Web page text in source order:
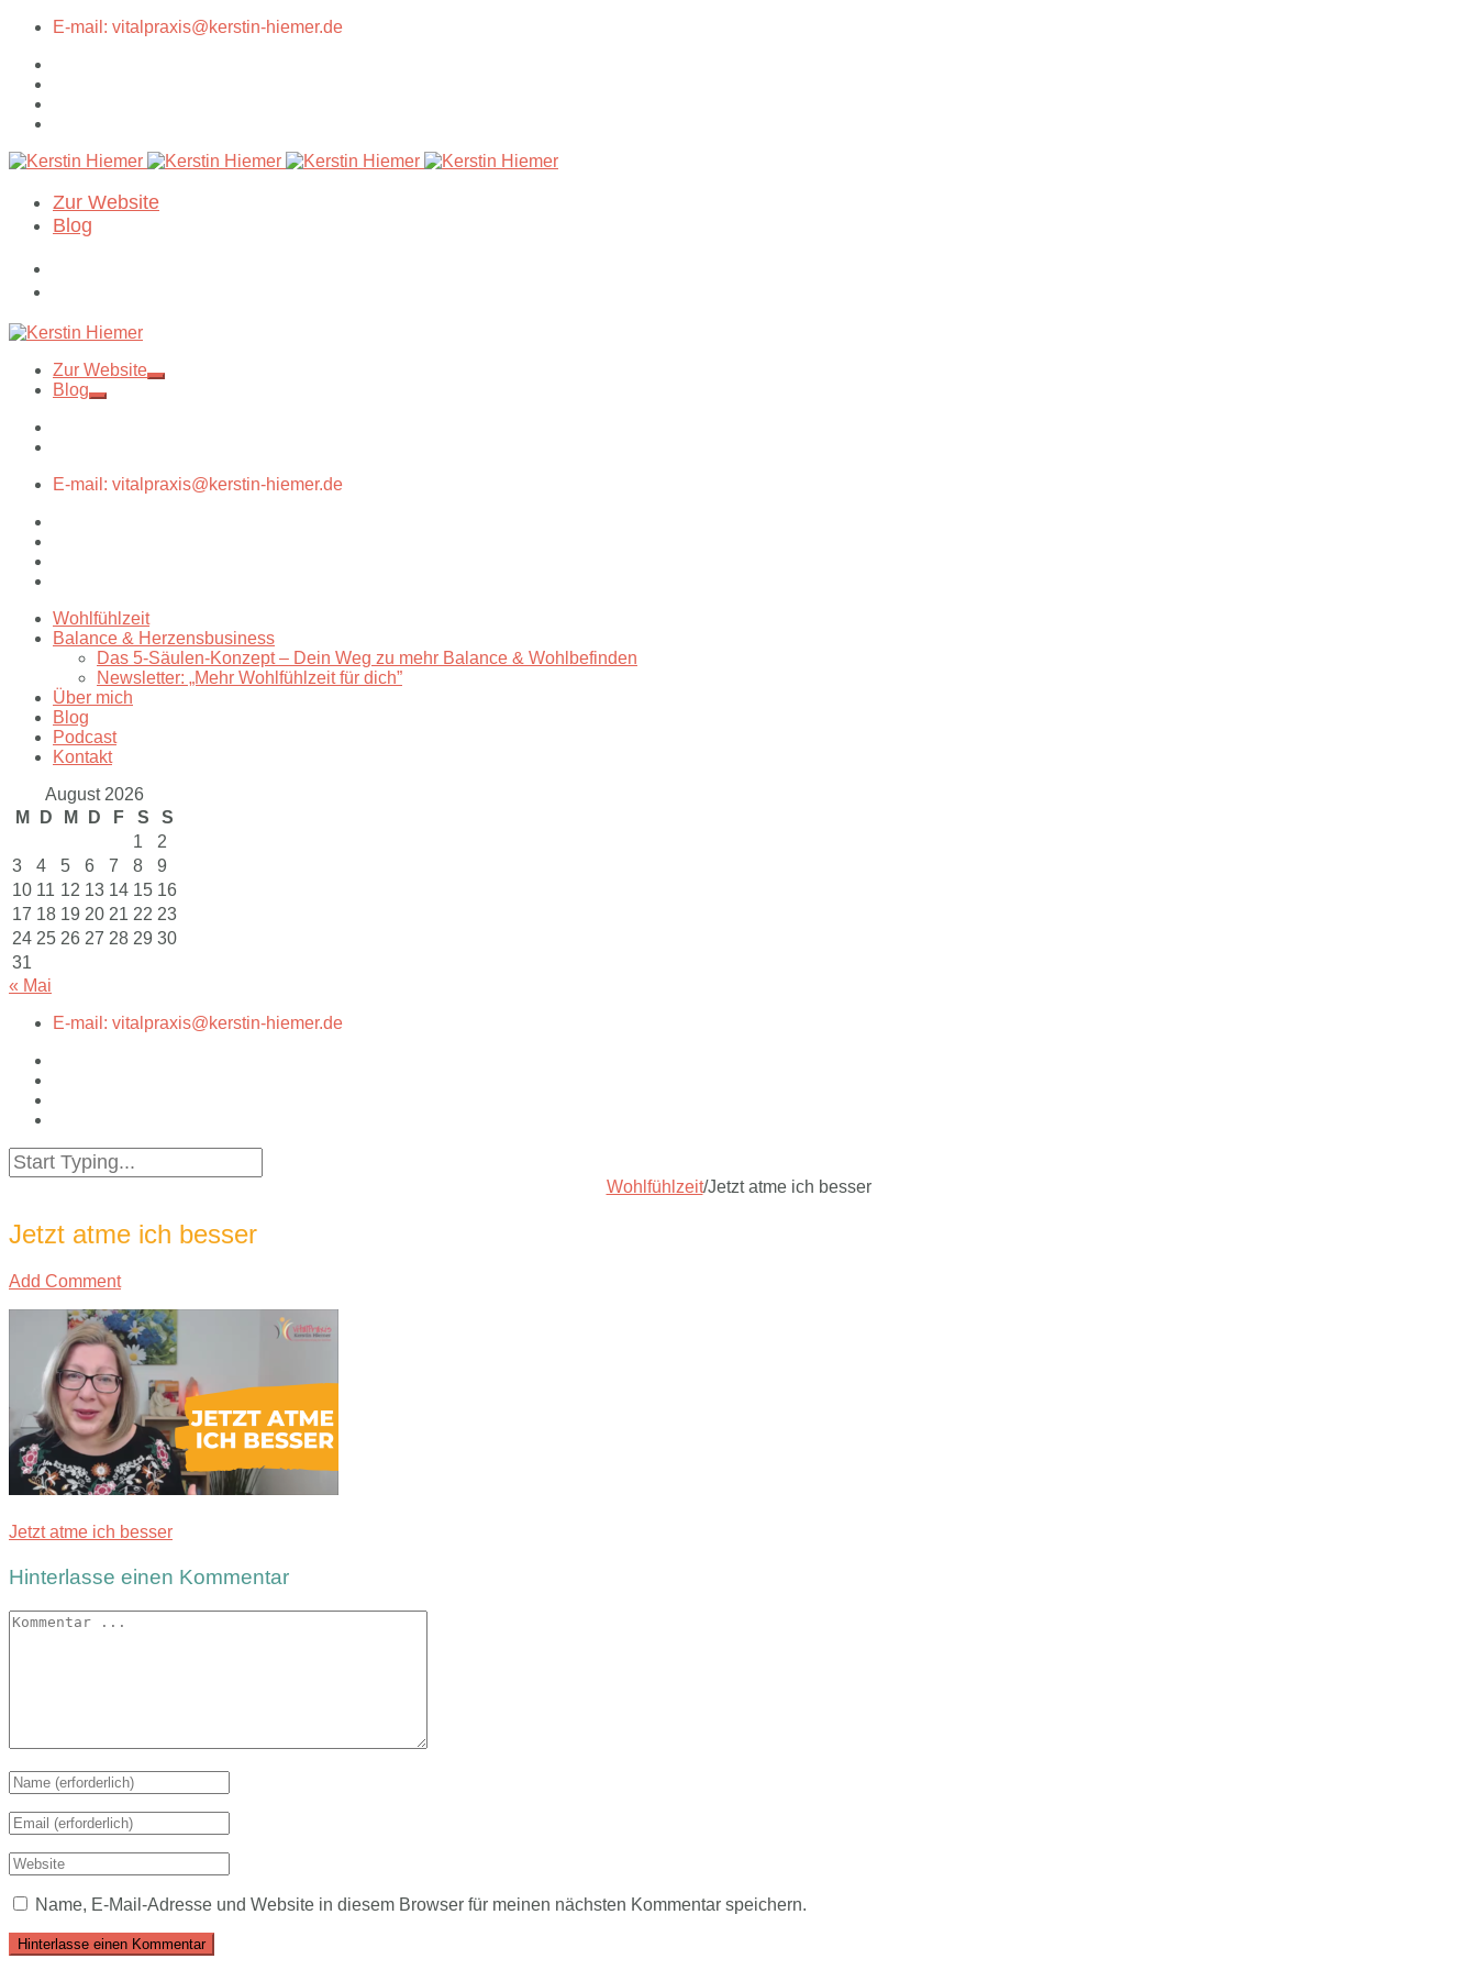
E-mail: vitalpraxis@kerstin-hiemer.de
Zur Website
Blog
Zur Website
Blog
E-mail: vitalpraxis@kerstin-hiemer.de
Wohlfühlzeit
Balance & Herzensbusiness
Das 5-Säulen-Konzept – Dein Weg zu mehr Balance & Wohlbefinden
Newsletter: „Mehr Wohlfühlzeit für dich”
Über mich
Blog
Podcast
Kontakt
August 2026
M
D M D F S
S
1
2
3
4 5 6 7 8
9
10 11 12 13 14 15 16
17 18 19 20 21 22 23
24 25 26 27 28 29 30
31
« Mai
E-mail: vitalpraxis@kerstin-hiemer.de
Wohlfühlzeit/Jetzt atme ich besser
Jetzt atme ich besser
Add Comment
Jetzt atme ich besser
Hinterlasse einen Kommentar
Name, E-Mail-Adresse und Website in diesem Browser für meinen nächsten Kommentar speichern.